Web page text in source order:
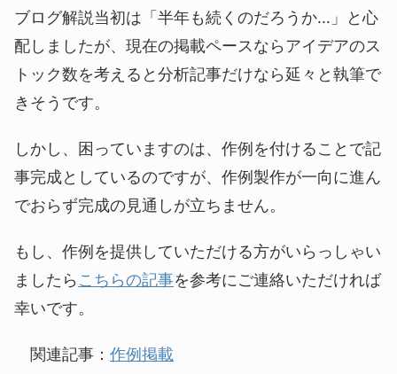
ブログ解説当初は「半年も続くのだろうか…」と心
配しましたが、現在の掲載ペースならアイデアのス
トック数を考えると分析記事だけなら延々と執筆で
きそうです。
しかし、困っていますのは、作例を付けることで記
事完成としているのですが、作例製作が一向に進ん
でおらず完成の見通しが立ちません。
もし、作例を提供していただける方がいらっしゃい
ましたら こちらの記事を参考にご連絡いただければ
幸いです。
関連記事： 作例掲載